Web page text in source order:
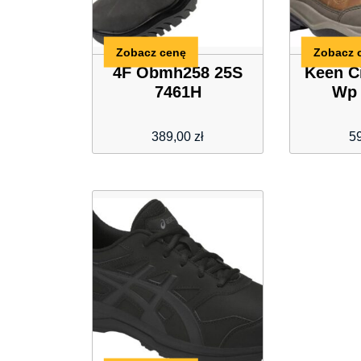
4F Obmh258 25S
7461H
389,00 zł
Zobacz cenę
Keen
Wp
Zobacz